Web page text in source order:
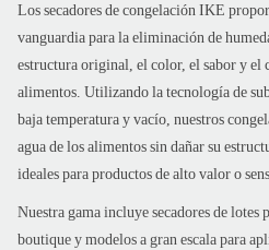
Los secadores de congelación IKE
vanguardia para la eliminación de
estructura original, el color, el sabor y el
alimentos. Utilizando la tecnología de
baja temperatura y vacío, nuestros
agua de los alimentos sin dañar su
ideales para productos de alto valor o
Nuestra gama incluye secadores de lotes
boutique y modelos a gran escala para